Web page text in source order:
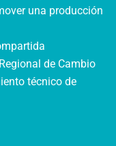
una producción
de Cambio
técnico de